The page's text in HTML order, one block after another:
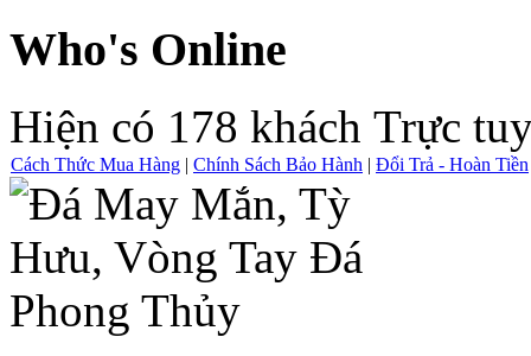
Who's Online
Hiện có 178 khách Trực
Cách Thức Mua Hàng | Chính Sách Bảo Hành | Đổi Trả - Hoàn Tiền